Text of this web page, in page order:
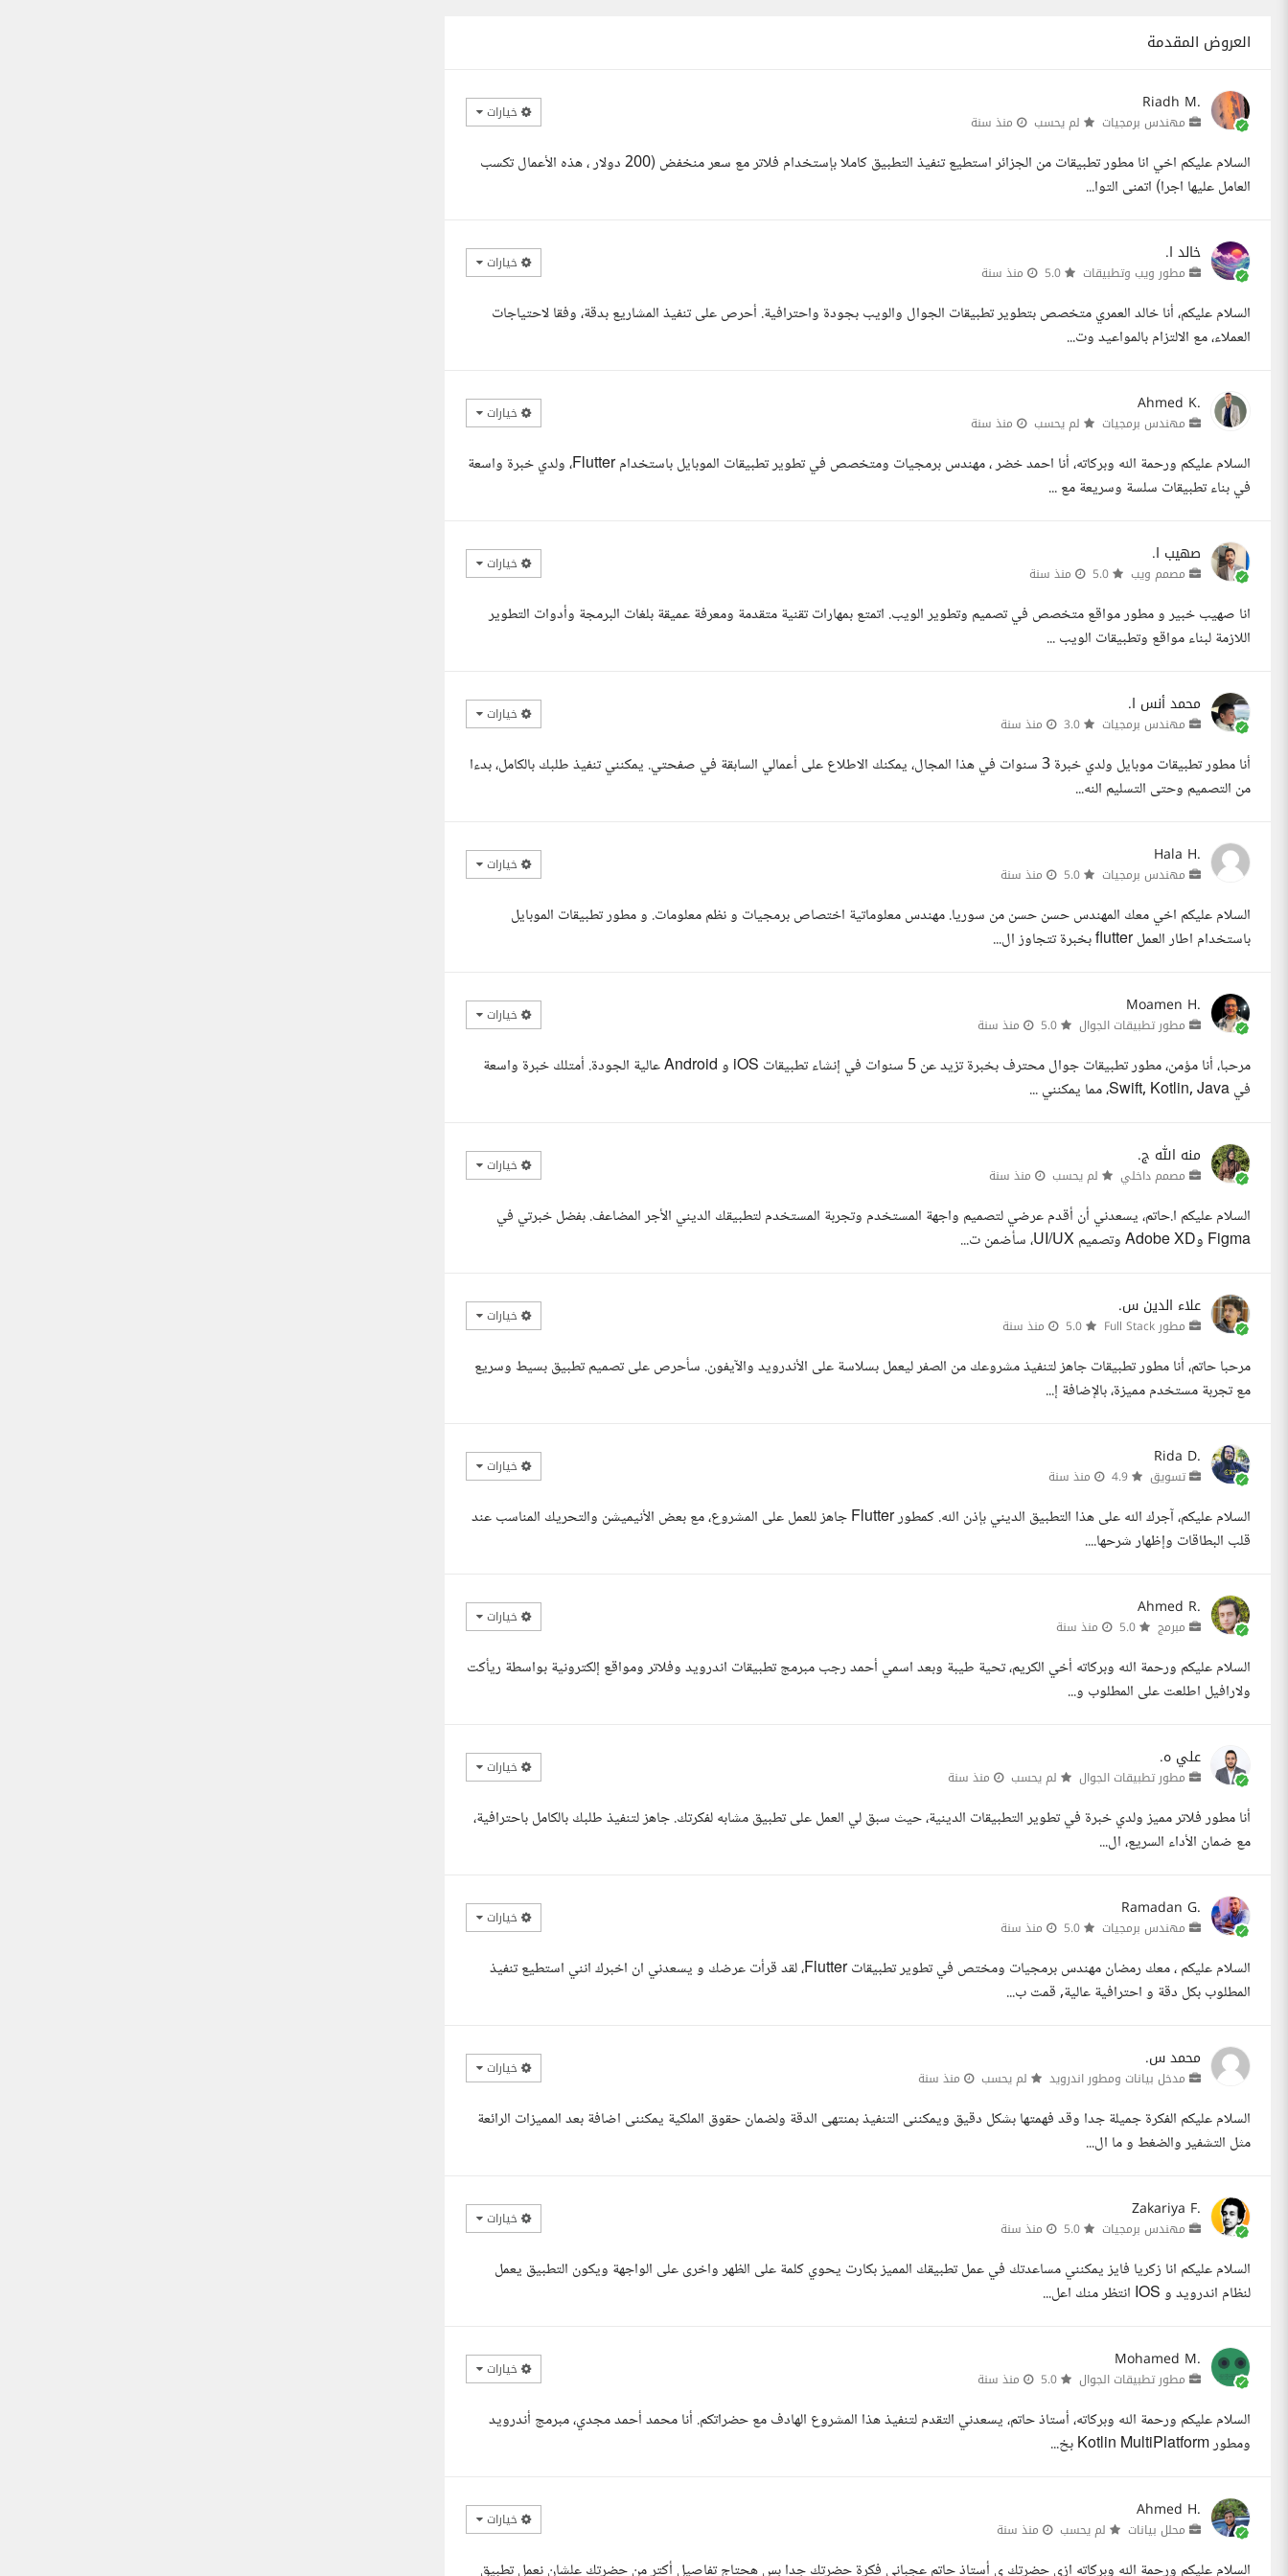
العروض المقدمة
Riadh M.
مهندس برمجيات لم يحسب منذ سنة خيارات
السلام عليكم اخي انا مطور تطبيقات من الجزائر استطيع تنفيذ التطبيق كاملا بإستخدام فلاتر مع سعر منخفض (200 دولار ، هذه الأعمال تكسب
العامل عليها اجرا) اتمنى التوا...
خالد ا.
مطور ويب وتطبيقات منذ سنة خيارات
السلام عليكم، أنا خالد العمري متخصص بتطوير تطبيقات الجوال والويب بجودة واحترافية. أحرص على تنفيذ المشاريع بدقة، وفقا لاحتياجات
العملاء، مع الالتزام بالمواعيد وت...
Ahmed K.
مهندس برمجيات لم يحسب منذ سنة خيارات
السلام عليكم ورحمة الله وبركاته، أنا احمد خضر ، مهندس برمجيات ومتخصص في تطوير تطبيقات الموبايل باستخدام Flutter، ولدي خبرة واسعة
في بناء تطبيقات سلسة وسريعة مع ...
صهيب ا.
مصمم ويب منذ سنة خيارات
انا صهيب خبير و مطور مواقع متخصص في تصميم وتطوير الويب. اتمتع بمهارات تقنية متقدمة ومعرفة عميقة بلغات البرمجة وأدوات التطوير
اللازمة لبناء مواقع وتطبيقات الويب ...
محمد أنس ا.
مهندس برمجيات منذ سنة خيارات
أنا مطور تطبيقات موبايل ولدي خبرة 3 سنوات في هذا المجال، يمكنك الاطلاع على أعمالي السابقة في صفحتي. يمكنني تنفيذ طلبك بالكامل، بدءا
من التصميم وحتى التسليم النه...
Hala H.
مهندس برمجيات منذ سنة خيارات
السلام عليكم اخي معك المهندس حسن حسن من سوريا. مهندس معلوماتية اختصاص برمجيات و نظم معلومات. و مطور تطبيقات الموبايل
باستخدام اطار العمل flutter بخبرة تتجاوز ال...
Moamen H.
مطور تطبيقات الجوال منذ سنة خيارات
مرحبا، أنا مؤمن، مطور تطبيقات جوال محترف بخبرة تزيد عن 5 سنوات في إنشاء تطبيقات iOS و Android عالية الجودة. أمتلك خبرة واسعة
في Swift, Kotlin, Java، مما يمكنني ...
منه الله ج.
مصمم داخلي لم يحسب منذ سنة خيارات
السلام عليكم ا.حاتم، يسعدني أن أقدم عرضي لتصميم واجهة المستخدم وتجربة المستخدم لتطبيقك الديني الأجر المضاعف. بفضل خبرتي في
Figma وAdobe XD وتصميم UI/UX، سأضمن ت...
علاء الدين س.
مطور Full Stack منذ سنة خيارات
مرحبا حاتم، أنا مطور تطبيقات جاهز لتنفيذ مشروعك من الصفر ليعمل بسلاسة على الأندرويد والآيفون. سأحرص على تصميم تطبيق بسيط وسريع
مع تجربة مستخدم مميزة، بالإضافة إ...
Rida D.
تسويق منذ سنة خيارات
السلام عليكم، آجرك الله على هذا التطبيق الديني بإذن الله. كمطور Flutter جاهز للعمل على المشروع، مع بعض الأنيميشن والتحريك المناسب عند
قلب البطاقات وإظهار شرحها....
Ahmed R.
مبرمج منذ سنة خيارات
السلام عليكم ورحمة الله وبركاته أخي الكريم، تحية طيبة وبعد اسمي أحمد رجب مبرمج تطبيقات اندرويد وفلاتر ومواقع إلكترونية بواسطة ريأكت
ولارافيل اطلعت على المطلوب و...
علي ه.
مطور تطبيقات الجوال لم يحسب منذ سنة خيارات
أنا مطور فلاتر مميز ولدي خبرة في تطوير التطبيقات الدينية، حيث سبق لي العمل على تطبيق مشابه لفكرتك. جاهز لتنفيذ طلبك بالكامل باحترافية،
مع ضمان الأداء السريع، ال...
Ramadan G.
مهندس برمجيات منذ سنة خيارات
السلام عليكم ، معك رمضان مهندس برمجيات ومختص في تطوير تطبيقات Flutter، لقد قرأت عرضك و يسعدني ان اخبرك انني استطيع تنفيذ
المطلوب بكل دقة و احترافية عالية, قمت ب...
محمد س.
مدخل بيانات ومطور اندرويد لم يحسب منذ سنة خيارات
السلام عليكم الفكرة جميلة جدا وقد فهمتها بشكل دقيق ويمكننى التنفيذ بمنتهى الدقة ولضمان حقوق الملكية يمكننى اضافة بعد المميزات الرائعة
مثل التشفير والضغط و ما ال...
Zakariya F.
مهندس برمجيات منذ سنة خيارات
السلام عليكم انا زكريا فايز يمكنني مساعدتك في عمل تطبيقك المميز بكارت يحوي كلمة على الظهر واخرى على الواجهة ويكون التطبيق يعمل
لنظام اندرويد و IOS انتظر منك اعل...
Mohamed M.
مطور تطبيقات الجوال منذ سنة خيارات
السلام عليكم ورحمة الله وبركاته، أستاذ حاتم، يسعدني التقدم لتنفيذ هذا المشروع الهادف مع حضراتكم. أنا محمد أحمد مجدي، مبرمج أندرويد
ومطور Kotlin MultiPlatform بخ...
Ahmed H.
محلل بيانات لم يحسب منذ سنة خيارات
السلام عليكم ورحمة الله وبركاته ازى حضرتك ي أستاذ حاتم عجبانى فكرة حضرتك جدا بس هحتاج تفاصيل أكتر من حضرتك علشان نعمل تطبيق